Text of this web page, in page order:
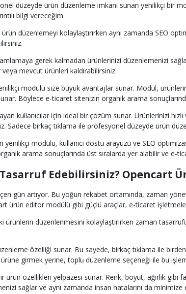
düzeyde ürün düzenleme imkanı sunan yenilikçi bir
bilgi vereceğim.
düzenlemeyi kolaylaştırırken aynı zamanda SEO
gerek kalmadan ürünlerinizi düzenlemenizi
mevcut ürünleri kaldırabilirsiniz.
modülü size büyük avantajlar sunar. Modül,
Böylece e-ticaret sitenizin organik arama
kullanıcılar için ideal bir çözüm sunar. Ürünlerinizi
Sadece birkaç tıklama ile profesyonel düzeyde ürün
modülü, kullanıcı dostu arayüzü ve SEO
arama sonuçlarında üst sıralarda yer alabilir ve
Tasarruf Edebilirsiniz? Opencart
gün artıyor. Bu yoğun rekabet ortamında, zaman
ürün editör modülü gibi güçlü araçlar, e-ticaret
düzenlenmesini kolaylaştırırken zaman
özelliği sunar. Bu sayede, birkaç tıklama ile
girmek yerine, toplu düzenleme seçeneği ile bu
özellikleri yelpazesi sunar. Renk, boyut, ağırlık gibi
sağlar ve aynı zamanda insan hatalarını da minimize